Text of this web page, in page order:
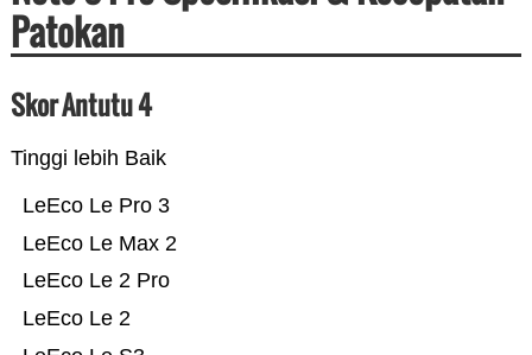
Patokan
Skor Antutu 4
Tinggi lebih Baik
LeEco Le 2
LeEco Le 2 Pro
LeEco Le Max 2
LeEco Le Pro 3